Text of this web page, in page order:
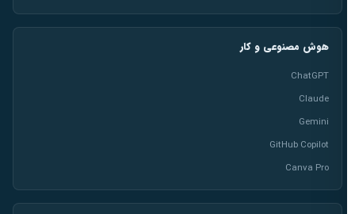
هوش مصنوعی و کار
ChatGPT
Claude
Gemini
GitHub Copilot
Canva Pro